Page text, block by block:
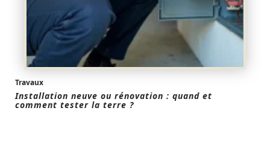
Travaux
Installation neuve ou rénovation : quand et
comment tester la terre ?